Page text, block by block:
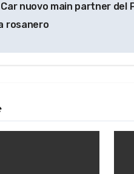
nuovo main partner del
rosanero